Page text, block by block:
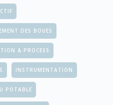
DES BOUES
& PROCESS
INSTRUMENTATION
POTABLE